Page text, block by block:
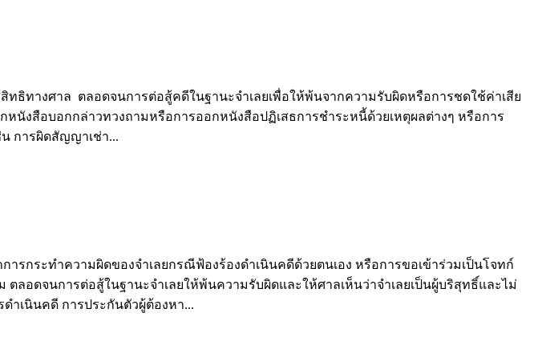
ทางศาล ตลอดจนการต่อสู้คดีในฐานะจำเลยเพื่อให้พ้นจากความรับผิดหรือการชดใช้ค่าเสีย
งสือบอกกล่าวทวงถามหรือการออกหนังสือปฏิเสธการชำระหนี้ด้วยเหตุผลต่างๆ หรือการ
การผิดสัญญาเช่า...
กระทำความผิดของจำเลยกรณีฟ้องร้องดำเนินคดีด้วยตนเอง หรือการขอเข้าร่วมเป็นโจทก์
ลอดจนการต่อสู้ในฐานะจำเลยให้พ้นความรับผิดและให้ศาลเห็นว่าจำเลยเป็นผู้บริสุทธิ์และไม่
ำเนินคดี การประกันตัวผู้ต้องหา...